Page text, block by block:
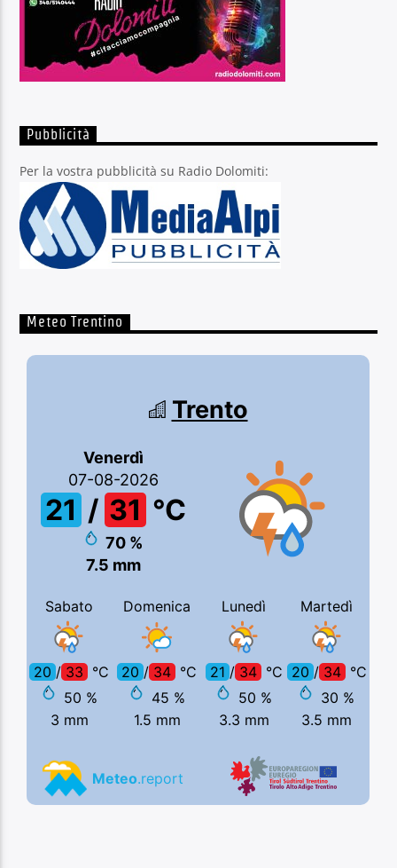
Pubblicità
Per la vostra pubblicità su Radio Dolomiti:
Meteo Trentino